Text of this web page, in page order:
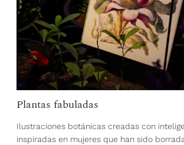
Plantas fabuladas
Ilustraciones botánicas creadas con
inspiradas en mujeres que han sido